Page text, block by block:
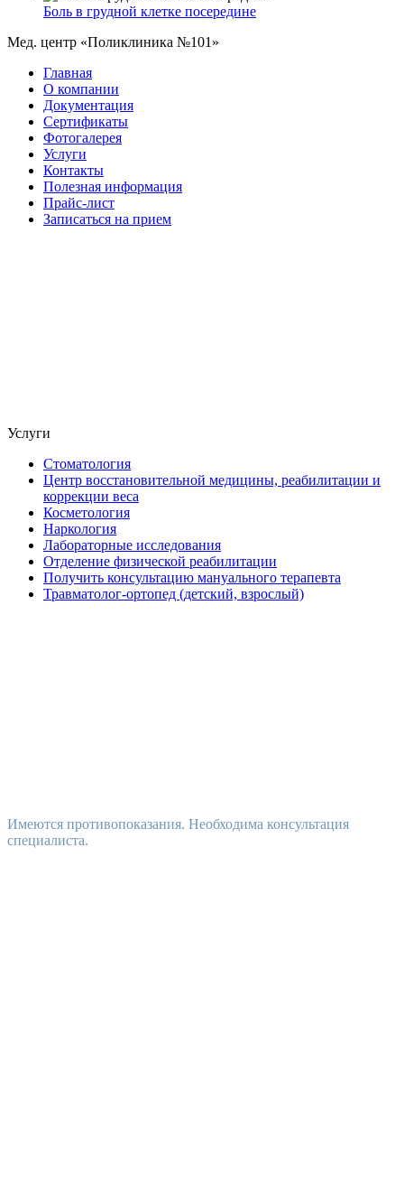
Боль в грудной клетке посередине
Мед. центр «Поликлиника №101»
Главная
О компании
Документация
Сертификаты
Фотогалерея
Услуги
Контакты
Полезная информация
Прайс-лист
Записаться на прием
Услуги
Стоматология
Центр восстановительной медицины, реабилитации и
коррекции веса
Косметология
Наркология
Лабораторные исследования
Отделение физической реабилитации
Получить консультацию мануального терапевта
Травматолог-ортопед (детский, взрослый)
Имеются противопоказания. Необходима консультация
специалиста.